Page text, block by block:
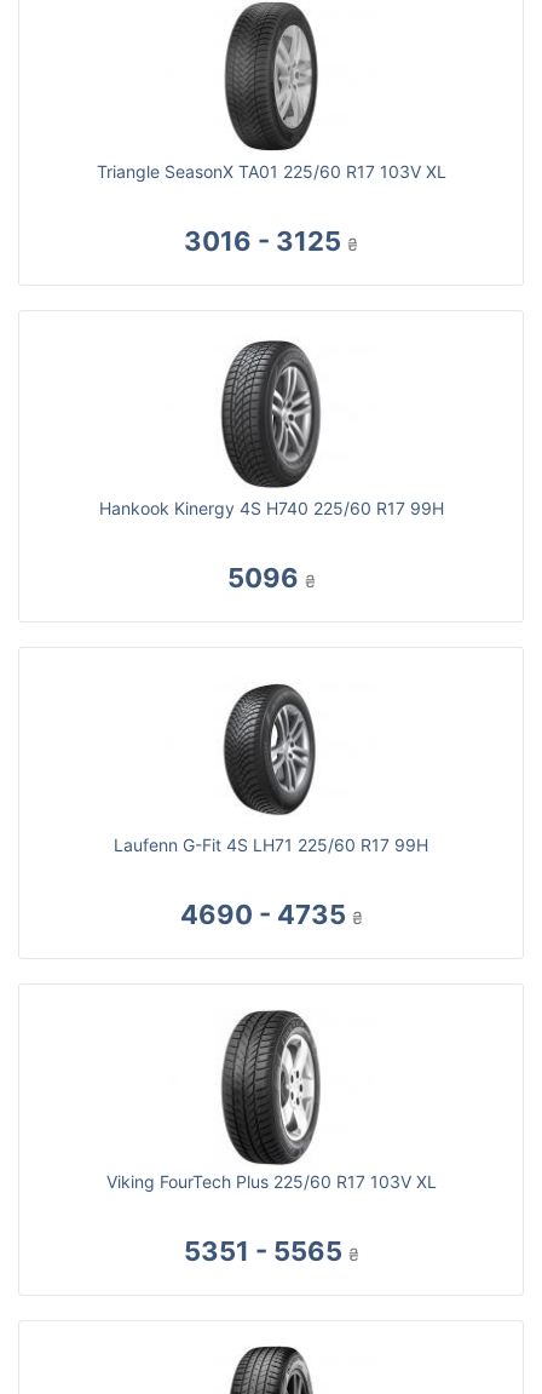
Triangle SeasonX TA01 225/60 R17 103V XL
3016 - 3125 ₴
Hankook Kinergy 4S H740 225/60 R17 99H
5096 ₴
Laufenn G-Fit 4S LH71 225/60 R17 99H
4690 - 4735 ₴
Viking FourTech Plus 225/60 R17 103V XL
5351 - 5565 ₴